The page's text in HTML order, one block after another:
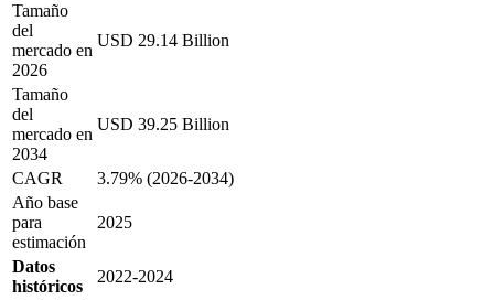
Tamaño
del
mercado en
2026
USD 29.14 Billion
Tamaño
del
mercado en
2034
USD 39.25 Billion
CAGR
3.79% (2026-2034)
Año base
para
estimación
2025
Datos
históricos
2022-2024